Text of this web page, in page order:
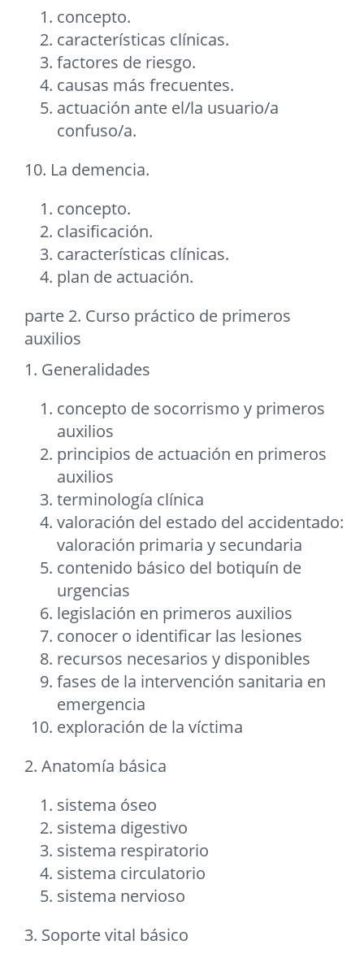
concepto.
características clínicas.
factores de riesgo.
causas más frecuentes.
actuación ante el/la usuario/a
confuso/a.
10. La demencia.
concepto.
clasificación.
características clínicas.
plan de actuación.
parte 2. Curso práctico de primeros
auxilios
1. Generalidades
concepto de socorrismo y primeros
auxilios
principios de actuación en primeros
auxilios
terminología clínica
valoración del estado del accidentado:
valoración primaria y secundaria
contenido básico del botiquín de
urgencias
legislación en primeros auxilios
conocer o identificar las lesiones
recursos necesarios y disponibles
fases de la intervención sanitaria en
emergencia
exploración de la víctima
2. Anatomía básica
sistema óseo
sistema digestivo
sistema respiratorio
sistema circulatorio
sistema nervioso
3. Soporte vital básico